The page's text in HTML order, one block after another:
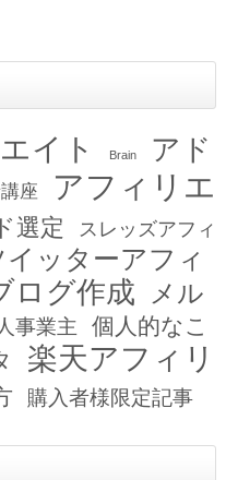
イト Brain
アド
座
アフィリエ
選定
スレッズアフィ
イッターアフィ
ログ作成
メル
事業主
個人的なこ
楽天アフィリ
購入者様限定記事